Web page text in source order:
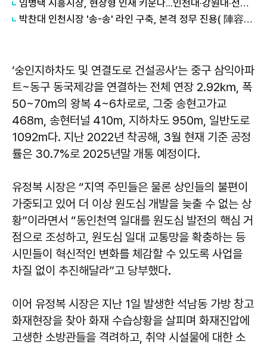
임병택 시흥시장, 현장형 인재 키운다...인천대·강원대·전남대 등 학생 시흥서 바이오 실습
박찬대 인천시장 '송-송' 라인 구축, 본격 정무 진용( 陣容) 갖추기 나서
‘숭인지하차도 및 연결도로 건설공사’는 중구 삼익아파
트~동구 동국제강을 연결하는 전체 연장 2.92㎞, 폭
50~70m의 왕복 4~6차로로, 그중 송현고가교
468m, 송현터널 410m, 지하차도 950m, 일반도로
1092m다. 지난 2022년 착공해, 3월 현재 기준 공정
률은 30.7%로 2025년말 개통 예정이다.
유정복 시장은 “지역 주민들은 물론 상인들의 불편이
가중되고 있어 더 이상 원도심 개발을 늦출 수 없는 상
황”이라면서 “동인천역 일대를 원도심 발전의 핵심 거
점으로 조성하고, 원도심 일대 교통망을 확충하는 등
시민들이 혁신적인 변화를 체감할 수 있도록 사업을
차질 없이 추진해달라”고 당부했다.
이어 유정복 시장은 지난 1일 발생한 석남동 가방 창고
화재현장을 찾아 화재 수습상황을 살피며 화재진압에
고생한 소방관들을 격려하고, 취약 시설물에 대한 소